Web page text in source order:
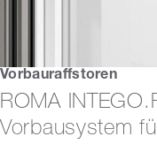
Vorbauraffstoren
ROMA
Vorbausystem